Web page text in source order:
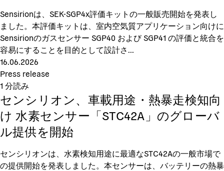
Sensirionは、SEK-SGP4x評価キットの一般販売開始を発表し
ました。本評価キットは、室内空気質アプリケーション向けに
Sensirionのガスセンサー SGP40 および SGP41 の評価と統合を
容易にすることを目的として設計さ...
16.06.2026
Press release
1 分読み
センシリオン、車載用途・熱暴走検知向
け 水素センサー「STC42A」のグローバ
ル提供を開始
センシリオンは、水素検知用途に最適なSTC42Aの一般市場で
の提供開始を発表しました。本センサーは、バッテリーの熱暴